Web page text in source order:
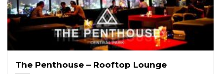
The Penthouse – Rooftop Lounge